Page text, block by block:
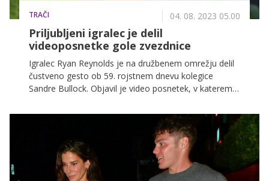
TRAČI 04. 08. 2023 05.00
Priljubljeni igralec je delil
videoposnetke gole zvezdnice
Igralec Ryan Reynolds je na družbenem omrežju delil
čustveno gesto ob 59. rojstnem dnevu kolegice
Sandre Bullock. Objavil je video posnetek, v katerem
leta 2009.